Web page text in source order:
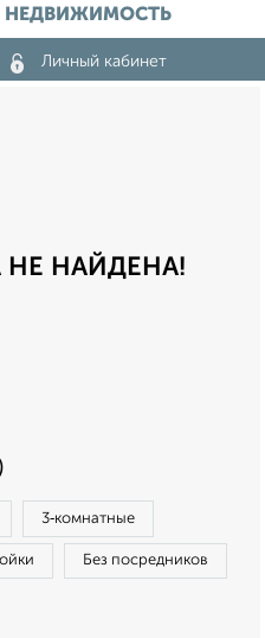
НЕДВИЖИМОСТЬ
Личный кабинет
НЕ НАЙДЕНА!
3‑комнатные
Без посредников